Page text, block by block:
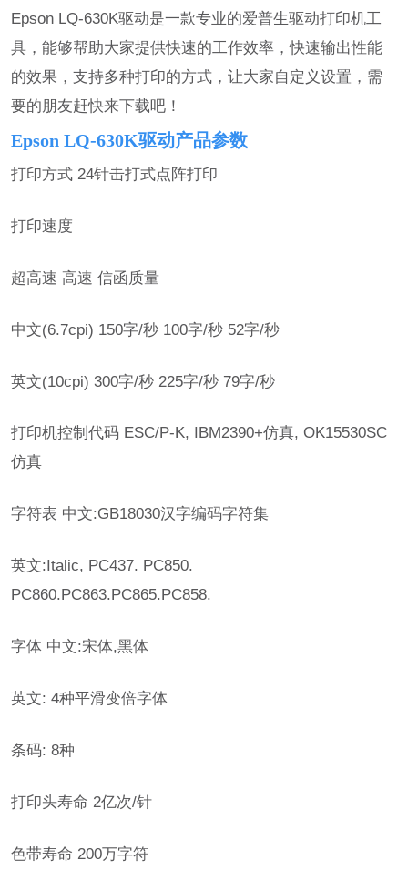
Epson LQ-630K驱动是一款专业的爱普生驱动打印机工
具，能够帮助大家提供快速的工作效率，快速输出性能
的效果，支持多种打印的方式，让大家自定义设置，需
要的朋友赶快来下载吧！
Epson LQ-630K驱动产品参数
打印方式 24针击打式点阵打印
打印速度
超高速 高速 信函质量
中文(6.7cpi) 150字/秒 100字/秒 52字/秒
英文(10cpi) 300字/秒 225字/秒 79字/秒
打印机控制代码 ESC/P-K, IBM2390+仿真, OK15530SC
仿真
字符表 中文:GB18030汉字编码字符集
英文:Italic, PC437. PC850.
PC860.PC863.PC865.PC858.
字体 中文:宋体,黑体
英文: 4种平滑变倍字体
条码: 8种
打印头寿命 2亿次/针
色带寿命 200万字符